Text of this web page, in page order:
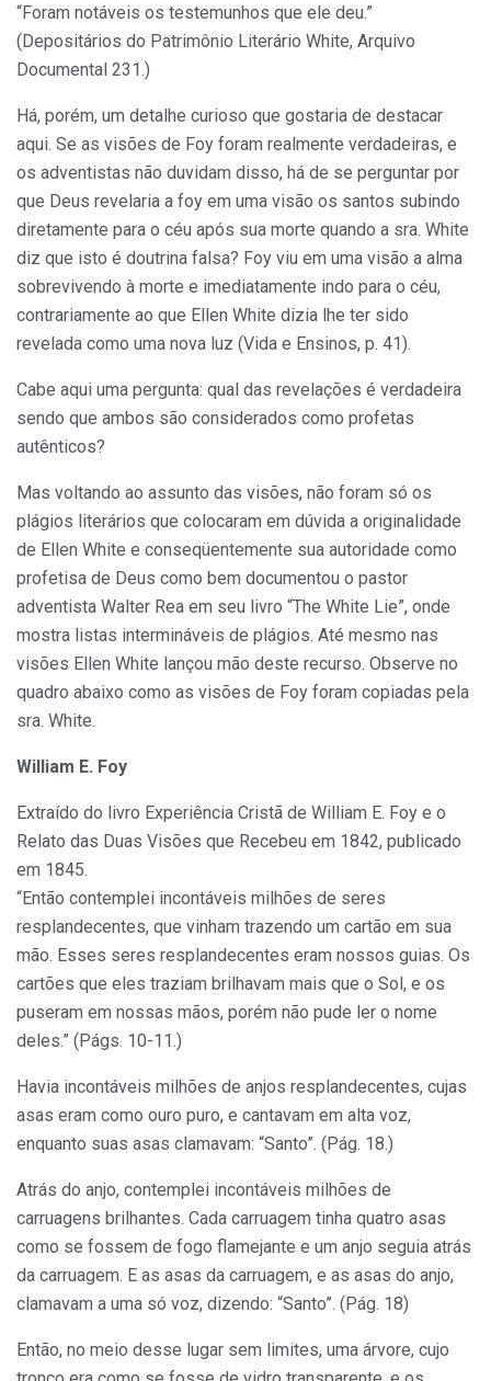
“Foram notáveis os testemunhos que ele deu.”
(Depositários do Patrimônio Literário White, Arquivo
Documental 231.)
Há, porém, um detalhe curioso que gostaria de destacar
aqui. Se as visões de Foy foram realmente verdadeiras, e
os adventistas não duvidam disso, há de se perguntar por
que Deus revelaria a foy em uma visão os santos subindo
diretamente para o céu após sua morte quando a sra. White
diz que isto é doutrina falsa? Foy viu em uma visão a alma
sobrevivendo à morte e imediatamente indo para o céu,
contrariamente ao que Ellen White dizia lhe ter sido
revelada como uma nova luz (Vida e Ensinos, p. 41).
Cabe aqui uma pergunta: qual das revelações é verdadeira
sendo que ambos são considerados como profetas
autênticos?
Mas voltando ao assunto das visões, não foram só os
plágios literários que colocaram em dúvida a originalidade
de Ellen White e conseqüentemente sua autoridade como
profetisa de Deus como bem documentou o pastor
adventista Walter Rea em seu livro “The White Lie”, onde
mostra listas intermináveis de plágios. Até mesmo nas
visões Ellen White lançou mão deste recurso. Observe no
quadro abaixo como as visões de Foy foram copiadas pela
sra. White.
William E. Foy
Extraído do livro Experiência Cristã de William E. Foy e o
Relato das Duas Visões que Recebeu em 1842, publicado
em 1845.
“Então contemplei incontáveis milhões de seres
resplandecentes, que vinham trazendo um cartão em sua
mão. Esses seres resplandecentes eram nossos guias. Os
cartões que eles traziam brilhavam mais que o Sol, e os
puseram em nossas mãos, porém não pude ler o nome
deles.” (Págs. 10-11.)
Havia incontáveis milhões de anjos resplandecentes, cujas
asas eram como ouro puro, e cantavam em alta voz,
enquanto suas asas clamavam: “Santo”. (Pág. 18.)
Atrás do anjo, contemplei incontáveis milhões de
carruagens brilhantes. Cada carruagem tinha quatro asas
como se fossem de fogo flamejante e um anjo seguia atrás
da carruagem. E as asas da carruagem, e as asas do anjo,
clamavam a uma só voz, dizendo: “Santo”. (Pág. 18)
Então, no meio desse lugar sem limites, uma árvore, cujo